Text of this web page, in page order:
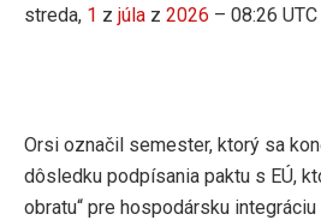
streda, 1 z júla z 2026 – 08:26 UTC
Orsi označil semester, ktorý sa
dôsledku podpísania paktu s EÚ,
obratu“ pre hospodársku